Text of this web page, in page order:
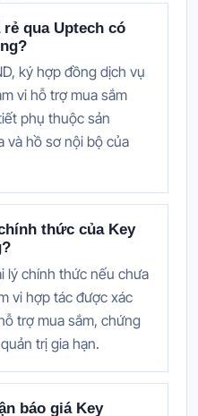
rẻ qua Uptech có
ký hợp đồng dịch vụ
vi hỗ trợ mua sắm
phụ thuộc sản
và hồ sơ nội bộ của
thức của Key
lý chính thức nếu chưa
vi hợp tác được xác
trợ mua sắm, chứng
trị gia hạn.
báo giá Key